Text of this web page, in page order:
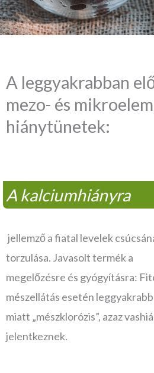
A leggyakrabban
mezo- és mikroelem
hiánytünetek:
A kalciumhiányra
jellemző a fiatal levelek
torzulása. Javasolt termék a
megelőzésre és gyógyításra:
mészellátás esetén
miatt „mészklorózis”, azaz
jelentkeznek.